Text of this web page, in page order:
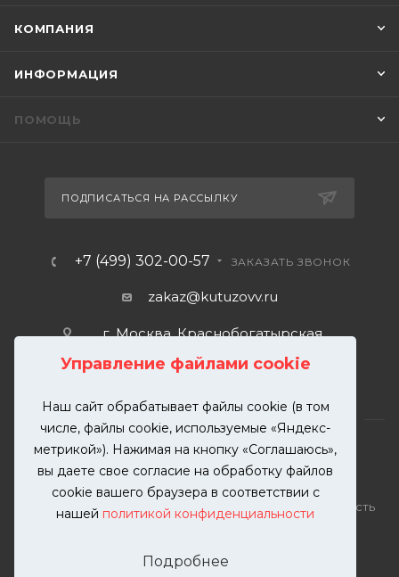
Управление файлами cookie
Наш сайт обрабатывает файлы cookie (в том
числе, файлы cookie, используемые «Яндекс-
метрикой»). Нажимая на кнопку «Соглашаюсь»,
вы даете свое согласие на обработку файлов
cookie вашего браузера в соответствии с
нашей политикой конфиденциальности
Подробнее
КОМПАНИЯ
ИНФОРМАЦИЯ
ПОМОЩЬ
ПОДПИСАТЬСЯ НА РАССЫЛКУ
+7 (499) 302-00-57 ЗАКАЗАТЬ ЗВОНОК
zakaz@kutuzovv.ru
г. Москва, Краснобогатырская
2026 © KUTUZOVV | Кузовной ремонт и покраска
автомобилей. Вся информация на сайте – собственность
разрешения запрещена. Все права защищены.